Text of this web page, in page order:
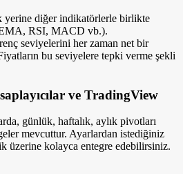
yerine diğer indikatörlerle birlikte
RSI, MACD vb.).
seviyelerini her zaman net bir
bu seviyelere tepki verme şekli
ve TradingView
günlük, haftalık, aylık pivotları
mevcuttur. Ayarlardan istediğiniz
üzerine kolayca entegre edebilirsiniz.